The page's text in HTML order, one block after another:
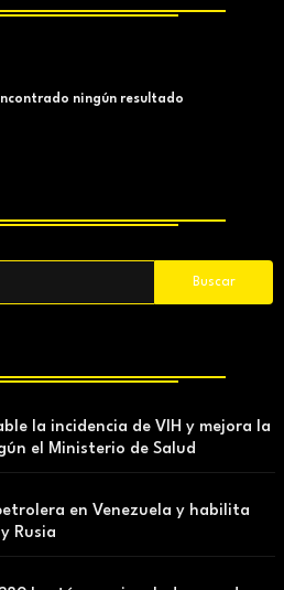
ningún resultado
la incidencia de VIH y mejora la
el Ministerio de Salud
en Venezuela y habilita
Rusia